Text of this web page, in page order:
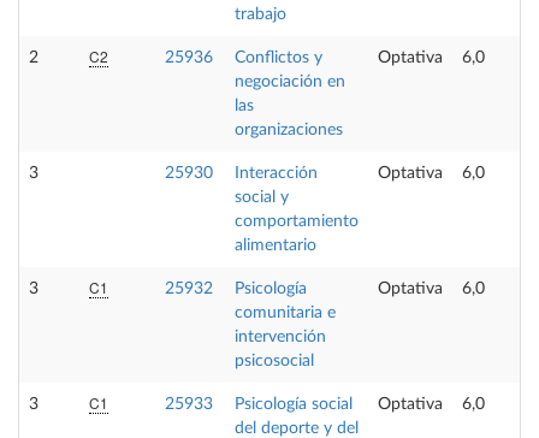
trabajo
2 C2 25936
Conflictos y
negociación en
las
organizaciones
Optativa 6,0
3 25930
Interacción
social y
comportamiento
alimentario
Optativa 6,0
3 C1 25932
Psicología
comunitaria e
intervención
psicosocial
Optativa 6,0
3 C1 25933
Psicología social
del deporte y del
Optativa 6,0